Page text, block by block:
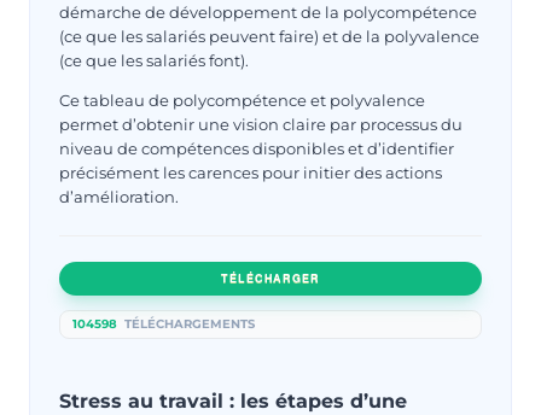
démarche de développement de la polycompétence
(ce que les salariés peuvent faire) et de la polyvalence
(ce que les salariés font).
Ce tableau de polycompétence et polyvalence
permet d’obtenir une vision claire par processus du
niveau de compétences disponibles et d’identifier
précisément les carences pour initier des actions
d’amélioration.
TÉLÉCHARGER
104598 TÉLÉCHARGEMENTS
Stress au travail : les étapes d’une